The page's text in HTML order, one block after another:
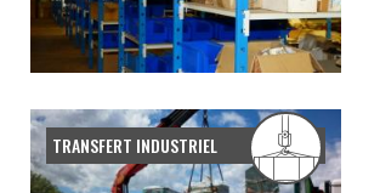
TRANSFERT INDUSTRIEL